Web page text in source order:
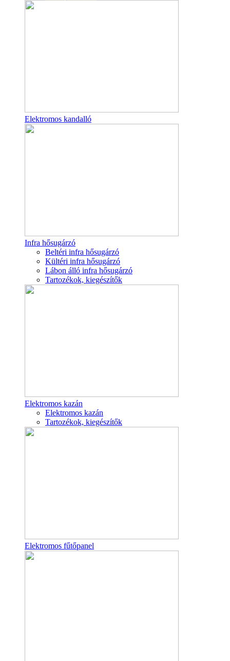
Elektromos kandalló
Infra hősugárzó
Beltéri infra hősugárzó
Kültéri infra hősugárzó
Lábon álló infra hősugárzó
Tartozékok, kiegészítők
Elektromos kazán
Elektromos kazán
Tartozékok, kiegészítők
Elektromos fűtőpanel